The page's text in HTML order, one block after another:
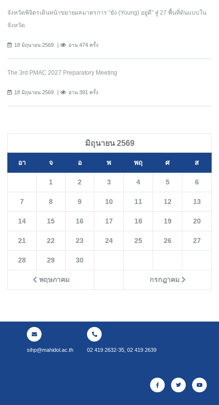
จังหวัดพิจิตรเดินหน้าขยายผลมาตรการ “ยัง (Young) อยู่ดี” สู่ 27 พื้นที่ต้นแบบใน
จังหวัด
18 มิถุนายน 2569 อ่าน 474 ครั้ง
The 3rd PMAC 2027 Preparatory Meeting
18 มิถุนายน 2569 อ่าน 391 ครั้ง
มิถุนายน 2569
อา จ อ พ พฤ ศ ส
พฤษภาคม กรกฎาคม
1 2 3 4 5 6
7 8 9 10 11 12 13
14 15 16 17 18 19 20
21 22 23 24 25 26 27
28 29 30
sihp@mahidol.ac.th 02 419 2632-35, 02 419 2639